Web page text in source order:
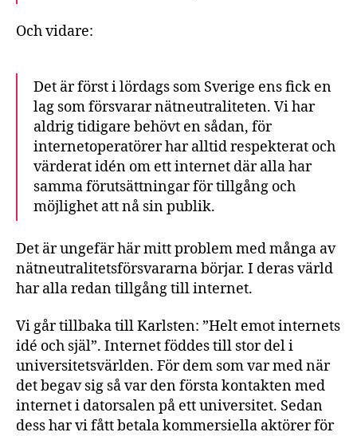
Och vidare:
Det är först i lördags som Sverige ens fick en
lag som försvarar nätneutraliteten. Vi har
aldrig tidigare behövt en sådan, för
internetoperatörer har alltid respekterat och
värderat idén om ett internet där alla har
samma förutsättningar för tillgång och
möjlighet att nå sin publik.
Det är ungefär här mitt problem med många av
nätneutralitetsförsvararna börjar. I deras värld
har alla redan tillgång till internet.
Vi går tillbaka till Karlsten: ”Helt emot internets
idé och själ”. Internet föddes till stor del i
universitetsvärlden. För dem som var med när
det begav sig så var den första kontakten med
internet i datorsalen på ett universitet. Sedan
dess har vi fått betala kommersiella aktörer för